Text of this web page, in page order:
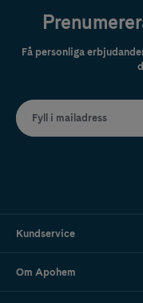
Få personliga
Fyll i mailadress
Kundservice
Om Apohem